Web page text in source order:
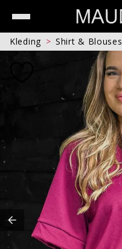
Kleding Shirt & Blouses